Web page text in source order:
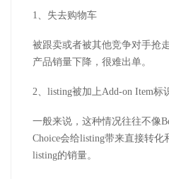
1、失去购物车
被跟卖或者被其他竞争对手抢
产品销量下降，很难出单。
2、listing被加上Add-on Item标
一般来说，这种情况往往不像
Choice会给listing带来直接转
listing的销量。